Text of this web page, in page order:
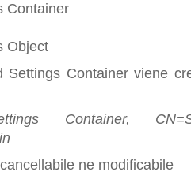
Container
Object
Settings Container viene
Container,
ne modificabile